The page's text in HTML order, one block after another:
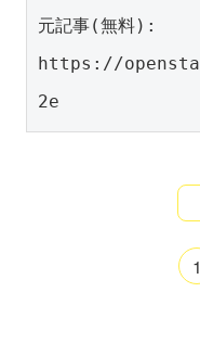
元記事(無料):
https://
2e
1